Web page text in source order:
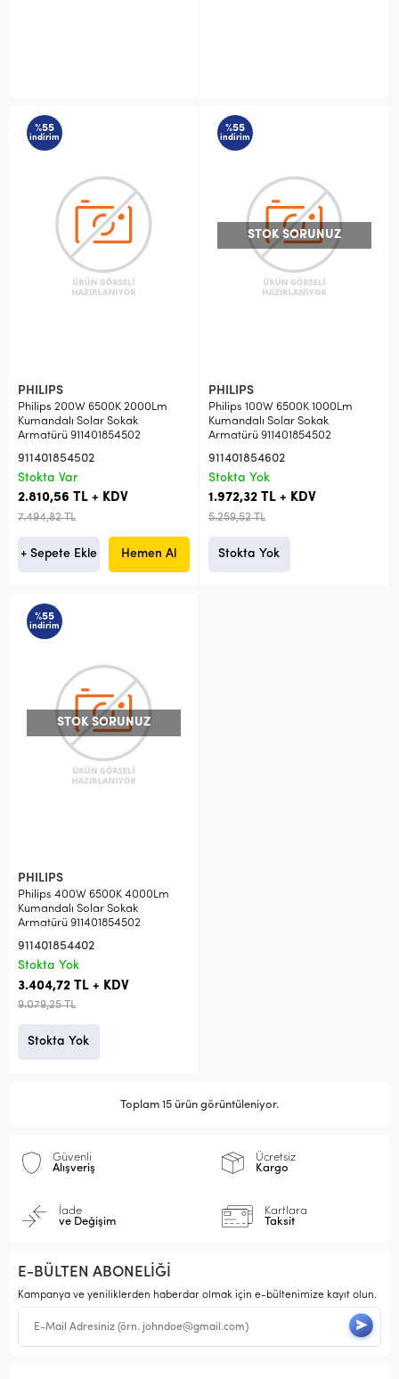
%55
indirim
PHILIPS
Philips 200W 6500K 2000Lm
Kumandalı Solar Sokak
Armatürü 911401854502
911401854502
Stokta Var
2.810,56 TL + KDV
7.494,82 TL
+ Sepete Ekle Hemen Al
%55
indirim
STOK SORUNUZ
PHILIPS
Philips 100W 6500K 1000Lm
Kumandalı Solar Sokak
Armatürü 911401854502
911401854602
Stokta Yok
1.972,32 TL + KDV
5.259,52 TL
Stokta Yok
%55
indirim
STOK SORUNUZ
PHILIPS
Philips 400W 6500K 4000Lm
Kumandalı Solar Sokak
Armatürü 911401854502
911401854402
Stokta Yok
3.404,72 TL + KDV
9.079,25 TL
Stokta Yok
Toplam 15 ürün görüntüleniyor.
Güvenli
Alışveriş
Ücretsiz
Kargo
İade
ve Değişim
Kartlara
Taksit
E-BÜLTEN ABONELİĞİ
Kampanya ve yeniliklerden haberdar olmak için e-bültenimize kayıt olun.